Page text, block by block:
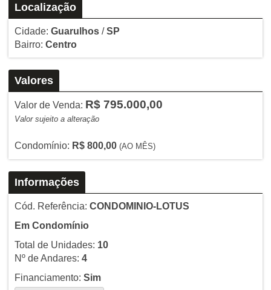
Localização
Cidade: Guarulhos/SP
Bairro: Centro
Valores
Valor de Venda: R$ 795.000,00
Valor sujeito a alteração
Condomínio: R$ 800,00 (AO MÊS)
Informações
Cód. Referência: CONDOMINIO-LOTUS
Em Condomínio
Total de Unidades: 10
Nº de Andares: 4
Financiamento: Sim